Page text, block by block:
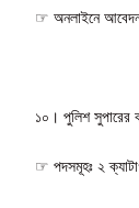
☞ অনলাইনে
১০। পুলিশ সুপারের
☞ পদসমূহঃ ২